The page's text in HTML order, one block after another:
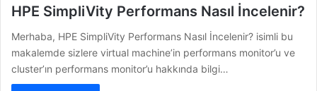
HPE SimpliVity Performans Nasıl İncelenir?
Merhaba, HPE SimpliVity Performans Nasıl İncelenir? isimli bu
makalemde sizlere virtual machine’in performans monitor’u ve
cluster’ın performans monitor’u hakkında bilgi…